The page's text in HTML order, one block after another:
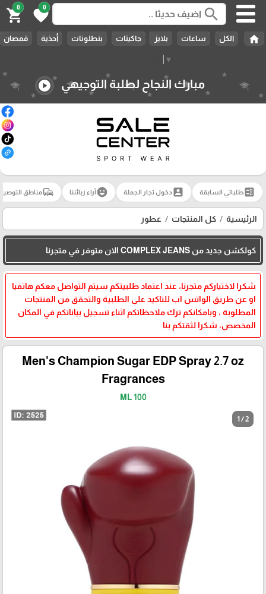
▼
search
0
favorite
0
shopping_cart
home الكل ساعات بلايز جاكيتات بنطلونات أحذية قمصان
مبارك النجاح لطلبة التوجيهي play_circle
ballotطلباتي السابقة account_box دخول تجار الجملة emoji_emotionsآراء زبائننا commuteمناطق
الرئيسية كل المنتجات عطور
كولكشن جديد من COMPLEX JEANS الان متوفر في متجرنا
شكرا لاختياركم متجرنا، عند اعتماد طلبيتكم سيتم التواصل معكم هاتفيا
او عن طريق الواتس اب للتاكيد على الطلبية والتحقق من المنتجات
المطلوبة ، وبامكانكم ترك ملاحظاتكم اثناء تسجيل بياناتكم في المكان
المخصص، شكرا لثقتكم بنا
Men's Champion Sugar EDP Spray 2.7 oz
Fragrances
100 ML
1 / 2